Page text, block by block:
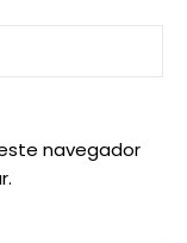
navegador